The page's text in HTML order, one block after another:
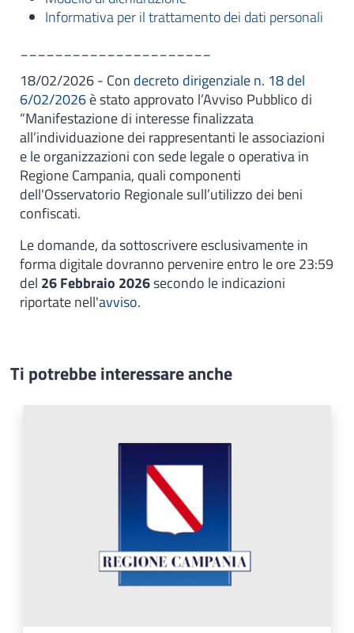
Informativa per il trattamento dei dati personali
______________________
18/02/2026 - Con decreto dirigenziale n. 18 del
6/02/2026è stato approvato l’Avviso Pubblico di
“Manifestazione di interesse finalizzata
all’individuazione dei rappresentanti le associazioni
e le organizzazioni con sede legale o operativa in
Regione Campania, quali componenti
dell'Osservatorio Regionale sull’utilizzo dei beni
confiscati.
Le domande, da sottoscrivere esclusivamente in
forma digitale dovranno pervenire entro le ore 23:59
del 26 Febbraio 2026secondo le indicazioni
riportate nell'avviso.
Ti potrebbe interessare anche